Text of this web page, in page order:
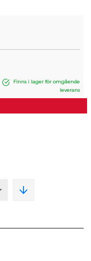
Finns i lager för omgående
leverans